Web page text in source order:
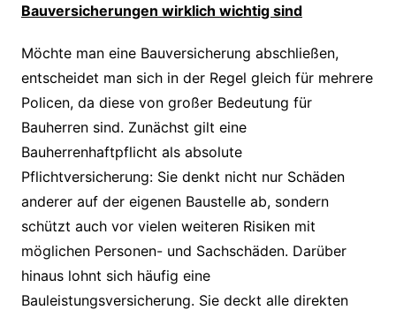
Bauversicherungen wirklich wichtig sind
Möchte man eine Bauversicherung abschließen,
entscheidet man sich in der Regel gleich für mehrere
Policen, da diese von großer Bedeutung für
Bauherren sind. Zunächst gilt eine
Bauherrenhaftpflicht als absolute
Pflichtversicherung: Sie denkt nicht nur Schäden
anderer auf der eigenen Baustelle ab, sondern
schützt auch vor vielen weiteren Risiken mit
möglichen Personen- und Sachschäden. Darüber
hinaus lohnt sich häufig eine
Bauleistungsversicherung. Sie deckt alle direkten